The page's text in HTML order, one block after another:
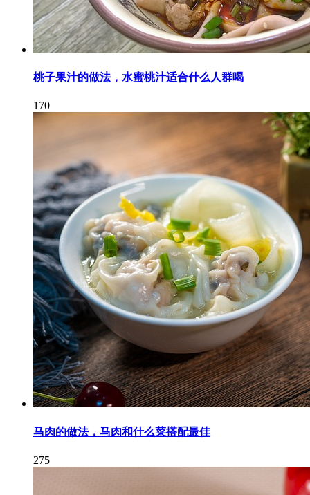
桃子果汁的做法，水蜜桃汁适合什么人群喝
170
马肉的做法，马肉和什么菜搭配最佳
275